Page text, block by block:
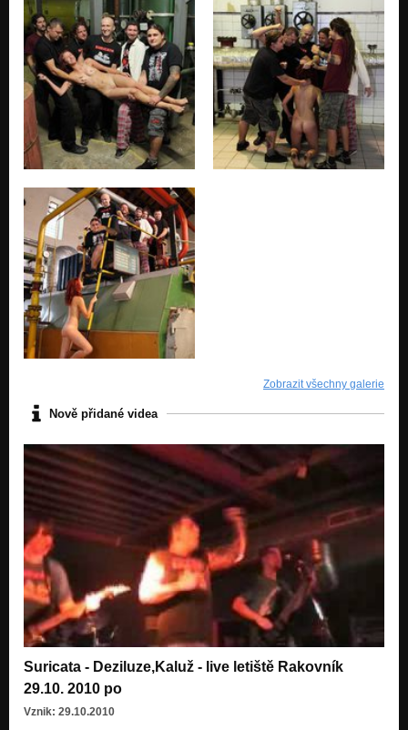
Zobrazit všechny galerie
Nově přidané videa
Suricata - Deziluze,Kaluž - live letiště Rakovník
29.10. 2010 po
Vznik: 29.10.2010